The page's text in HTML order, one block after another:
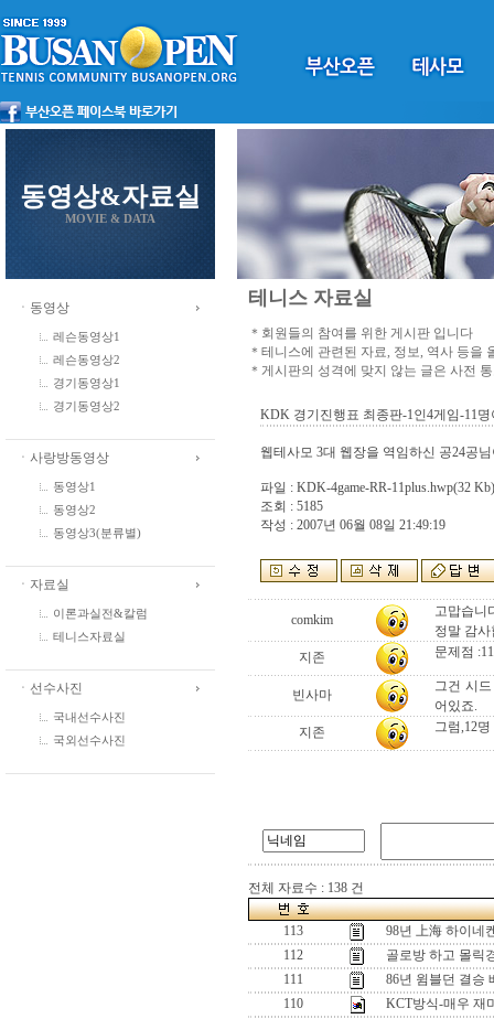
동영상&자료실
MOVIE & DATA
ㆍ동영상
레슨동영상1
레슨동영상2
경기동영상1
경기동영상2
ㆍ사랑방동영상
동영상1
동영상2
동영상3(분류별)
ㆍ자료실
이론과실전&칼럼
테니스자료실
ㆍ선수사진
국내선수사진
국외선수사진
테니스 자료실
＊회원들의 참여를 위한 게시판 입니다
＊테니스에 관련된 자료, 정보, 역사 등을
＊게시판의 성격에 맞지 않는 글은 사전
KDK 경기진행표 최종판-1인4게임-11
웹테사모 3대 웹장을 역임하신 공24공
파일 : KDK-4game-RR-11plus.hwp(32 Kb)
조회 : 5185
작성 : 2007년 06월 08일 21:49:19
comkim
고맙습니
정말 감
지존
문제점
빈사마
그건 시
어있죠.
지존
그럼,12
전체 자료수 : 138 건
113
98년 上海 하이네
112
골로방 하고 몰릭
111
86년 윔블던 결승
110
KCT방식-매우 재